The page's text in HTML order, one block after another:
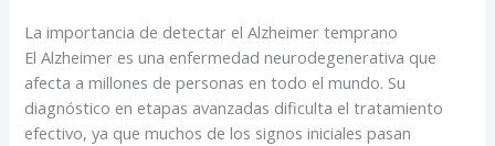
La importancia de detectar el Alzheimer temprano
El Alzheimer es una enfermedad neurodegenerativa que
afecta a millones de personas en todo el mundo. Su
diagnóstico en etapas avanzadas dificulta el tratamiento
efectivo, ya que muchos de los signos iniciales pasan